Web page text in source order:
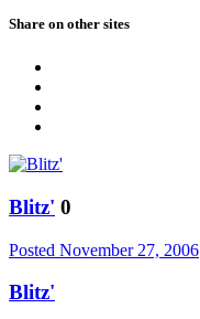
Share on other sites
Blitz' 0
Posted November 27, 2006
Blitz'